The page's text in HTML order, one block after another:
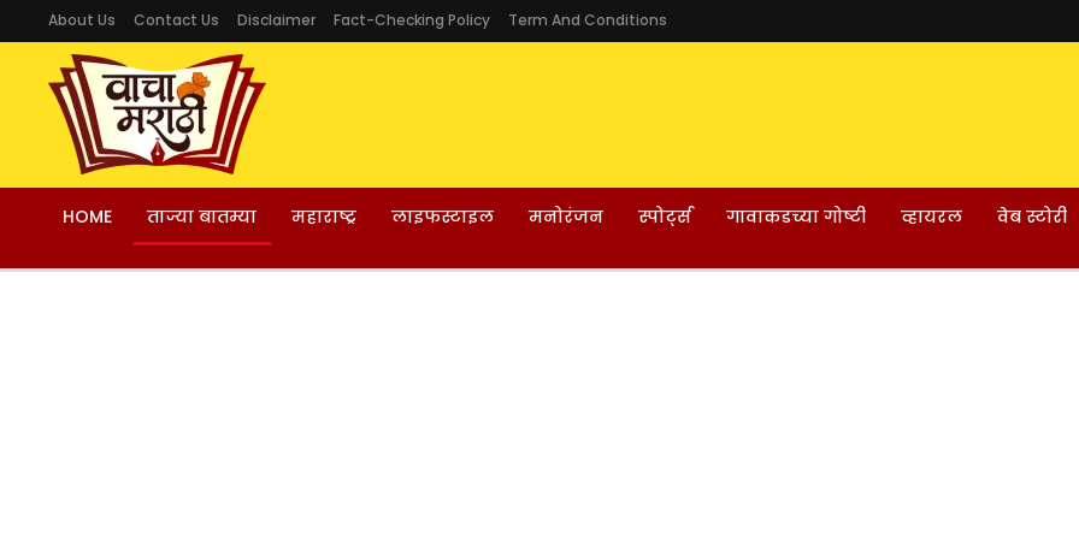
About Us Contact Us Disclaimer Fact-Checking Policy Term And Conditions
HOME ताज्या बातम्या महाराष्ट्र लाइफस्टाइल मनोरंजन स्पोर्ट्स गावाकडच्या गोष्टी व्हायरल वेब स्टोरी